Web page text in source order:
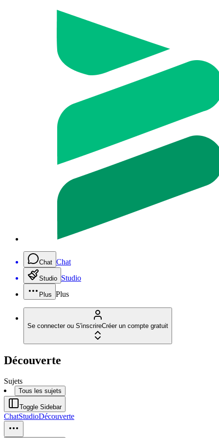
Chat Chat
Studio Studio
Plus Plus
Se connecter ou S'inscrireCréer un compte gratuit
Découverte
Sujets
Tous les sujets
Toggle Sidebar
ChatStudioDécouverte